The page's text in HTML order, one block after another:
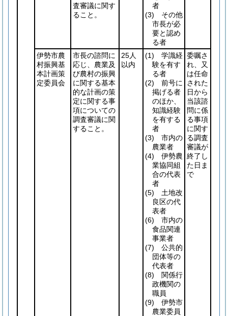
査審議に関す
ること。
者
(3) その他
市長が必
要と認め
る者
伊勢市農
村振興基
本計画策
定委員会
市長の諮問に
応じ、農業及
び農村の振興
に関する基本
的な計画の策
定に関する事
項についての
調査審議に関
すること。
25人
以内
(1) 学識経
験を有す
る者
(2) 前号に
掲げる者
のほか、
知識経験
を有する
者
(3) 市内の
農業者
(4) 伊勢農
業協同組
合の代表
者
(5) 土地改
良区の代
表者
(6) 市内の
食品関連
事業者
(7) 公共的
団体等の
代表者
(8) 関係行
政機関の
職員
(9) 伊勢市
農業委員
委嘱さ
れ、又
は任命
された
日から
当該諮
問に係
る事項
に関す
る調査
審議が
終了し
た日ま
で